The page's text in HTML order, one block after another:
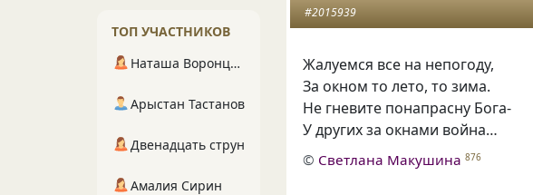
#2015939
Жалуемся все на непогоду,
За окном то лето, то зима.
Не гневите понапрасну Бога-
У других за окнами война…
© Светлана Макушина 876
ТОП УЧАСТНИКОВ
Наташа Воронцова
Арыстан Тастанов
Двенадцать струн
Амалия Сирин